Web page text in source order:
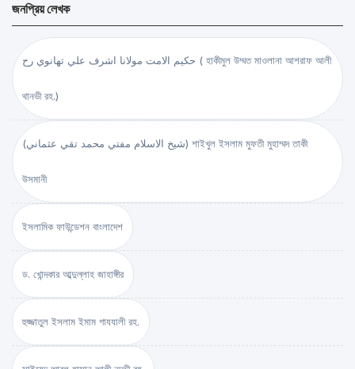
জনপ্রিয় লেখক
حكيم الامت مولانا اشرف علي تهانوي رح ( হাকীমুল উম্মত মাওলানা আশরাফ আলী
থানভী রহ.)
(شيخ الاسلام مفتي محمد تقي عثماني) শাইখুল ইসলাম মুফতী মুহাম্মদ তাকী
উসমানী
ইসলামিক ফাউন্ডেশন বাংলাদেশ
ড. খোন্দকার আব্দুল্লাহ জাহাঙ্গীর
হুজ্জাতুল ইসলাম ইমাম গাযযালী রহ.